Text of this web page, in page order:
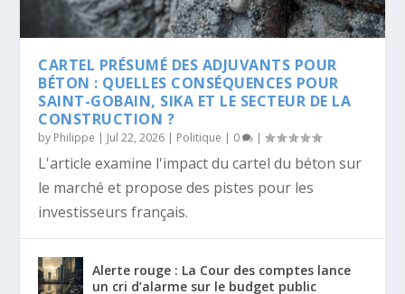
CARTEL PRÉSUMÉ DES ADJUVANTS POUR
BÉTON : QUELLES CONSÉQUENCES POUR
SAINT-GOBAIN, SIKA ET LE SECTEUR DE LA
CONSTRUCTION ?
by Philippe | Jul 22, 2026 | Politique | 0 |
L'article examine l'impact du cartel du béton sur
le marché et propose des pistes pour les
investisseurs français.
Alerte rouge : La Cour des comptes lance
un cri d’alarme sur le budget public